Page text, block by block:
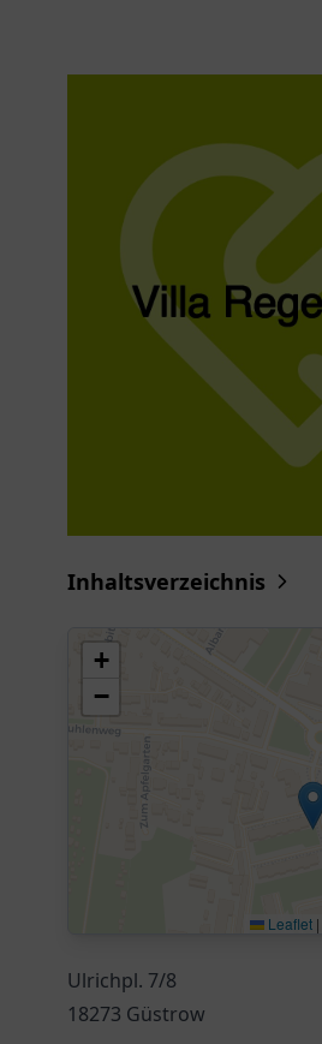
Inhaltsverzeichnis
+
−
Leaflet |
Ulrichpl. 7/8
18273 Güstrow